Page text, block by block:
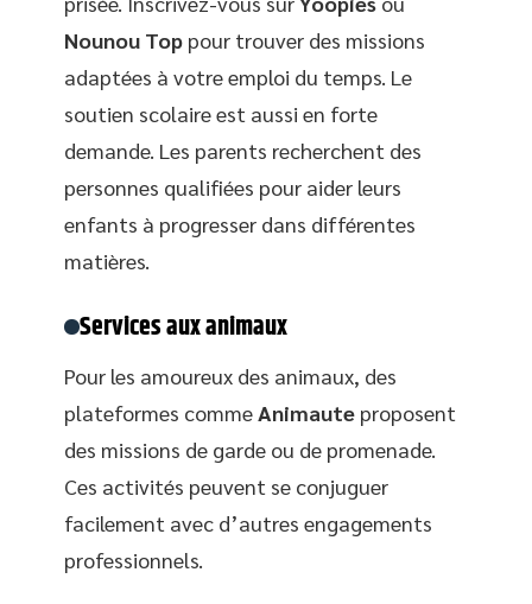
Nounou Top pour trouver des missions
adaptées à votre emploi du temps. Le
soutien scolaire est aussi en forte
demande. Les parents recherchent des
personnes qualifiées pour aider leurs
enfants à progresser dans différentes
matières.
Services aux animaux
Pour les amoureux des animaux, des
plateformes commeAnimaute proposent
des missions de garde ou de promenade.
Ces activités peuvent se conjuguer
facilement avec d’autres engagements
professionnels.